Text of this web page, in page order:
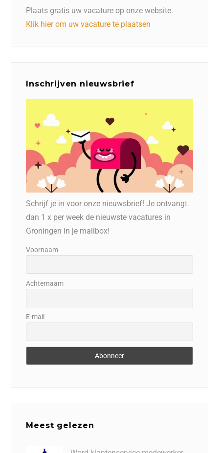
Plaats gratis uw vacature op onze website.
Klik hier om uw vacature te plaatsen
Inschrijven nieuwsbrief
Schrijf je in voor onze nieuwsbrief! Je ontvangt
dan 1 x per week de nieuwste vacatures in
Groningen in je mailbox!
Voornaam
Achternaam
E-mail
Meest gelezen